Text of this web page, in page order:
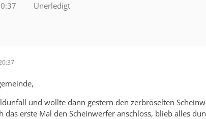
Unerledigt
und wollte dann gestern den zerbröselten
das erste Mal den Scheinwerfer anschloss, blieb alles